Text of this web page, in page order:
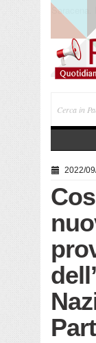
2022/